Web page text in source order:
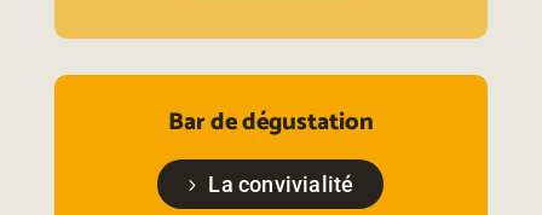
Bar de dégustation
La convivialité